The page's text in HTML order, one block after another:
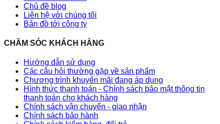
Chủ đề blog
Liên hệ với chúng tôi
Bản đồ tới công ty
CHĂM SÓC KHÁCH HÀNG
Hướng dẫn sử dụng
Các câu hỏi thường gặp về sản phẩm
Chương trình khuyến mãi đang áp dụng
Hình thức thanh toán - Chính sách bảo mật thông tin
thanh toán cho khách hàng
Chính sách vận chuyển - giao nhận
Chính sách bảo hành